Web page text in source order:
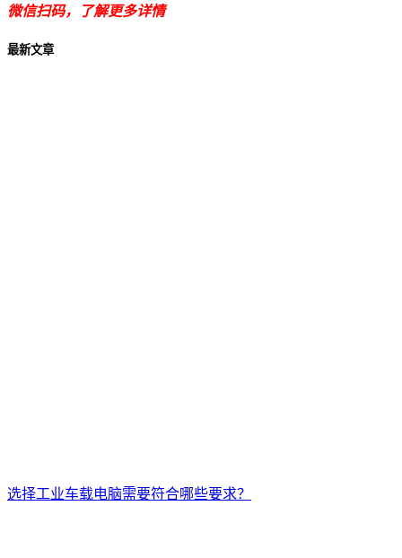
微信扫码，了解更多详情
最新文章
选择工业车载电脑需要符合哪些要求？